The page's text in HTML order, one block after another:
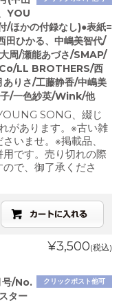
YOU
/ほかの付録なし)●表紙=
田ひかる、中嶋美智代/
周/瀬能あづさ/SMAP/
LL BROTHERS/西
りさ/工藤静香/中嶋美
/一色紗英/Wink/他
SONG、綴じ
があります。※古い雑
いませ。※掲載品、
です。売り切れの際
で、御了承くださ
¥3,500(税込)
クリックポスト他可
号/No.
ター